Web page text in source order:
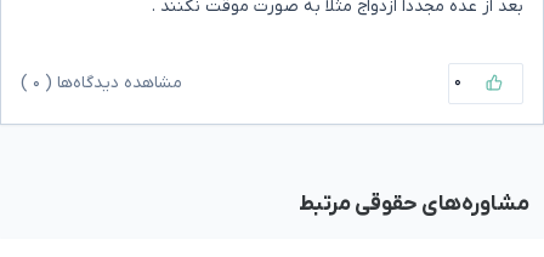
بعد از عده مجددا ازدواج مثلا به صورت موقت نکنند .
۰ مشاهده دیدگاه‌ها ( ۰
مشاوره‌های حقوقی مرتبط